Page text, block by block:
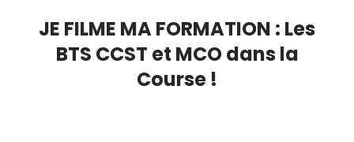
JE FILME MA FORMATION : Les
BTS CCST et MCO dans la
Course !